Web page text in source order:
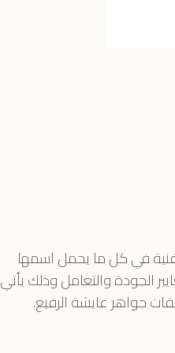
في كل ما يحمل اسمها
الجودة والتعامل وذلك يأتي
جواهر عايشة الرفيع.